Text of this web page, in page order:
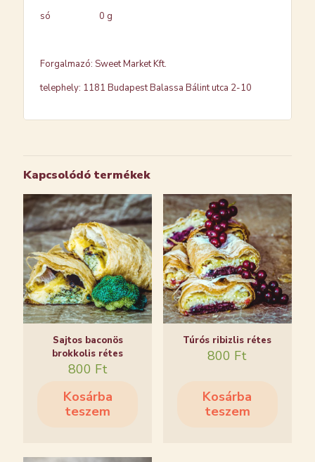
só 0 g
Forgalmazó: Sweet Market Kft.
telephely: 1181 Budapest Balassa Bálint utca 2-10
Kapcsolódó termékek
Sajtos baconös
brokkolis rétes
800 Ft
Kosárba
teszem
Túrós ribizlis rétes
800 Ft
Kosárba
teszem